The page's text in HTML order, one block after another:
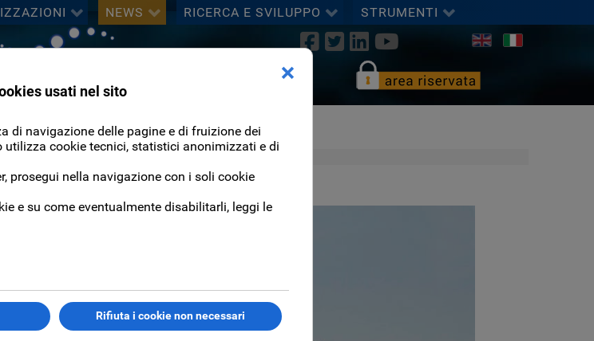
NEWS RICERCA E SVILUPPO
STRUMENTI
Seleziona la tua lingua
CERCA
sistema di biglietteria